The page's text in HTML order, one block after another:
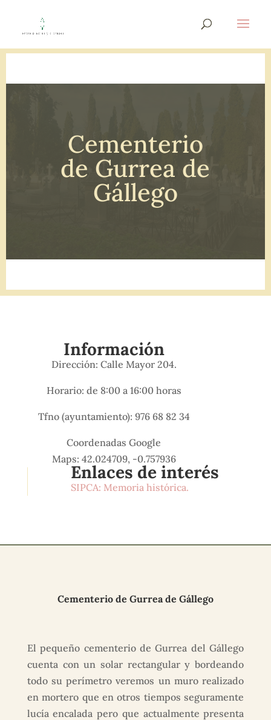
Cementerio
de Gurrea de
Gállego
Información
Dirección: Calle Mayor 204.
Horario: de 8:00 a 16:00 horas
Tfno (ayuntamiento): 976 68 82 34
Coordenadas Google
Maps: 42.024709, -0.757936
Enlaces de interés
SIPCA: Memoria histórica.
Cementerio de Gurrea de Gállego
El pequeño cementerio de Gurrea del Gállego
cuenta con un solar rectangular y bordeando
todo su perímetro veremos un muro realizado
en mortero que en otros tiempos seguramente
lucía encalada pero que actualmente presenta